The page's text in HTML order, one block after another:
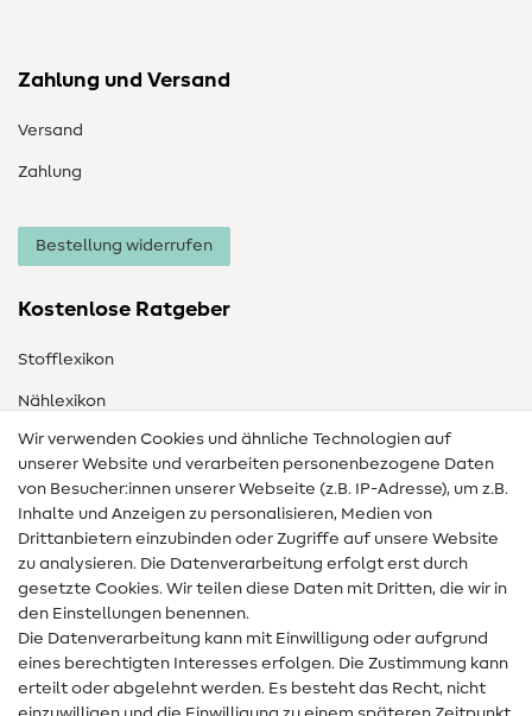
Zahlung und Versand
Versand
Zahlung
Bestellung widerrufen
Kostenlose Ratgeber
Stofflexikon
Nählexikon
Nähanleitungen
Hilfe & Kontakt
Kontakt
Infos zum Betreiberwechsel
FAQ
Widerrufsrecht
Wir verwenden Cookies und ähnliche Technologien auf
unserer Website und verarbeiten personenbezogene Daten
von Besucher:innen unserer Webseite (z.B. IP-Adresse), um z.B.
Inhalte und Anzeigen zu personalisieren, Medien von
Drittanbietern einzubinden oder Zugriffe auf unsere Website
zu analysieren. Die Datenverarbeitung erfolgt erst durch
gesetzte Cookies. Wir teilen diese Daten mit Dritten, die wir in
den Einstellungen benennen.
Die Datenverarbeitung kann mit Einwilligung oder aufgrund
eines berechtigten Interesses erfolgen. Die Zustimmung kann
erteilt oder abgelehnt werden. Es besteht das Recht, nicht